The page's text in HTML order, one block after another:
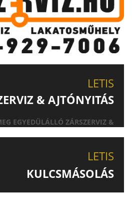
LETIS
& AJTÓNYITÁS
EGYEDÜLÁLLÓ ZÁRSZERVIZ &
LETIS
KULCSMÁSOLÁS